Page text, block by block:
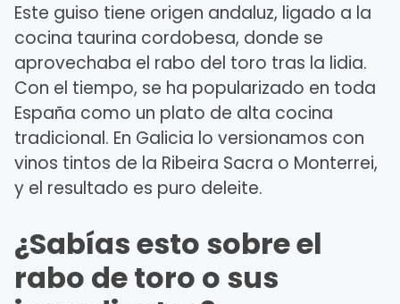
Este guiso tiene origen andaluz, ligado a la
cocina taurina cordobesa, donde se
aprovechaba el rabo del toro tras la lidia.
Con el tiempo, se ha popularizado en toda
España como un plato de alta cocina
tradicional. En Galicia lo versionamos con
vinos tintos de la Ribeira Sacra o Monterrei,
y el resultado es puro deleite.
¿Sabías esto sobre el
rabo de toro o sus